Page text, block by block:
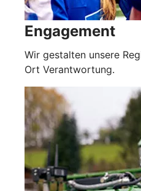
Engagement
Wir gestalten unsere
Ort Verantwortung.